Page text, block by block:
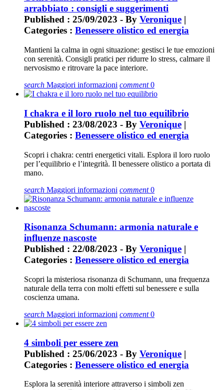
arrabbiato : consigli e suggerimenti
Published : 25/09/2023 - By Veronique |
Categories : Benessere olistico ed energia
Mantieni la calma in ogni situazione: gestisci le tue emozioni
con serenità. Consigli pratici per ridurre lo stress, calmare il
nervosismo e ritrovare la pace interiore.
search Maggiori informazioni comment0
I chakra e il loro ruolo nel tuo equilibrio
Published : 23/08/2023 - By Veronique |
Categories : Benessere olistico ed energia
Scopri i chakra: centri energetici vitali. Esplora il loro ruolo
per l’equilibrio e l’integrità. Il benessere olistico a portata di
mano.
search Maggiori informazioni comment0
Risonanza Schumann: armonia naturale e
influenze nascoste
Published : 22/08/2023 - By Veronique |
Categories : Benessere olistico ed energia
Scopri la misteriosa risonanza di Schumann, una frequenza
naturale della terra con molti effetti sul benessere e sulla
coscienza umana.
search Maggiori informazioni comment0
4 simboli per essere zen
Published : 25/06/2023 - By Veronique |
Categories : Benessere olistico ed energia
Esplora la serenità interiore attraverso i simboli zen